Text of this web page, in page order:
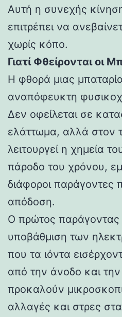
Αυτή η συνεχής
επιτρέπει να
χωρίς κόπο.
Γιατί Φθείρονται οι
Η φθορά μιας
αναπόφευκτη
Δεν οφείλεται σε
ελάττωμα, αλλά στον
λειτουργεί η χημεία
πάροδο του χρόνου,
διάφοροι παράγοντες
απόδοση.
Ο πρώτος παράγοντας
υποβάθμιση των
που τα ιόντα
από την άνοδο και
προκαλούν
αλλαγές και στρες